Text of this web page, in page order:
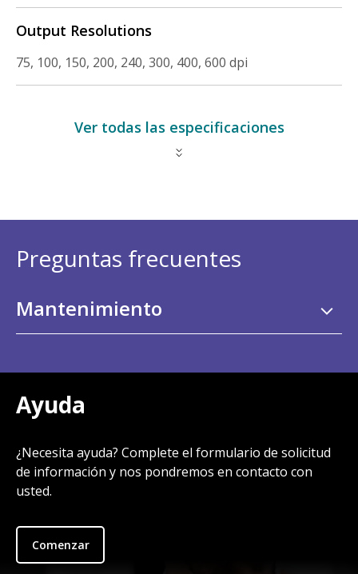
Output Resolutions
75, 100, 150, 200, 240, 300, 400, 600 dpi
Ver todas las especificaciones
Preguntas frecuentes
Mantenimiento
Ayuda
¿Necesita ayuda? Complete el formulario de solicitud
de información y nos pondremos en contacto con
usted.
Comenzar